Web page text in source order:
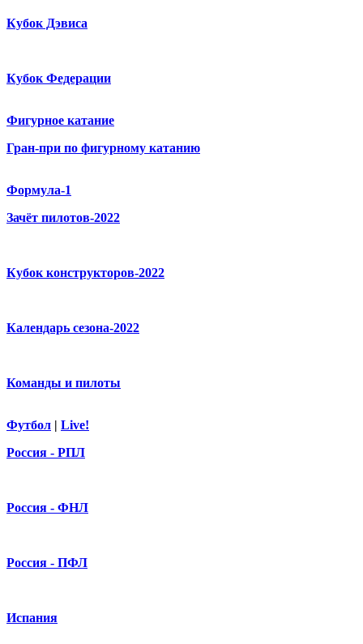
Кубок Дэвиса
Кубок Федерации
Фигурное катание
Гран-при по фигурному катанию
Формула-1
Зачёт пилотов-2022
Кубок конструкторов-2022
Календарь сезона-2022
Команды и пилоты
Футбол | Live!
Россия - РПЛ
Россия - ФНЛ
Россия - ПФЛ
Испания